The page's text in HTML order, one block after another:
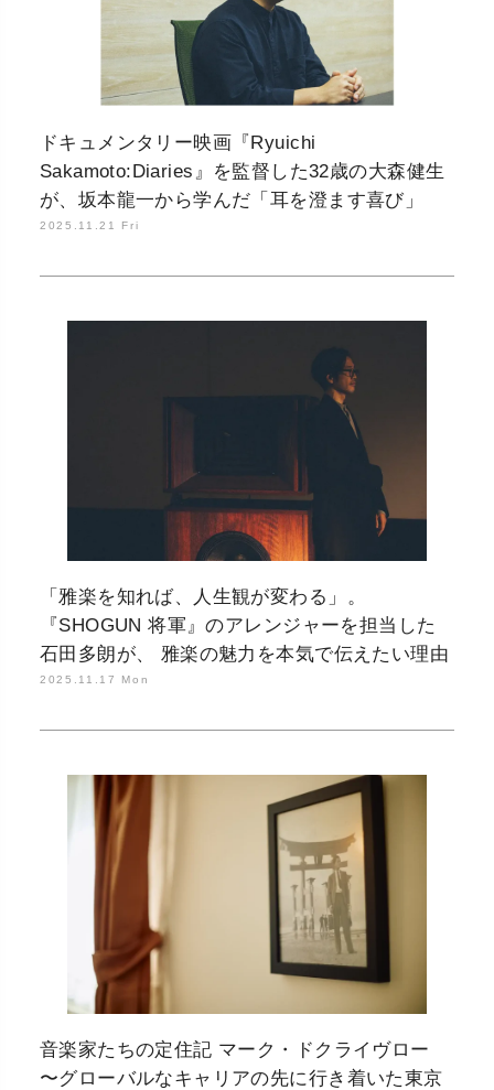
ドキュメンタリー映画『Ryuichi
Sakamoto:Diaries』を監督した32歳の大森健生
が、坂本龍一から学んだ「耳を澄ます喜び」
2025.11.21 Fri
「雅楽を知れば、人生観が変わる」。
『SHOGUN 将軍』のアレンジャーを担当した
石田多朗が、 雅楽の魅力を本気で伝えたい理由
2025.11.17 Mon
音楽家たちの定住記 マーク・ドクライヴロー
〜グローバルなキャリアの先に行き着いた東京